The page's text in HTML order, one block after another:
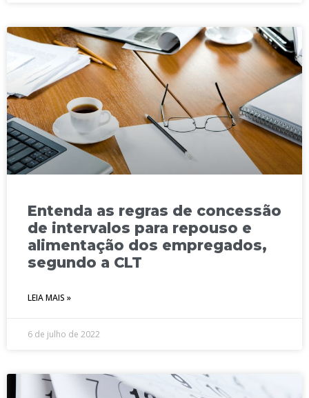
Entenda as regras de concessão
de intervalos para repouso e
alimentação dos empregados,
segundo a CLT
LEIA MAIS »
6 de julho de 2022